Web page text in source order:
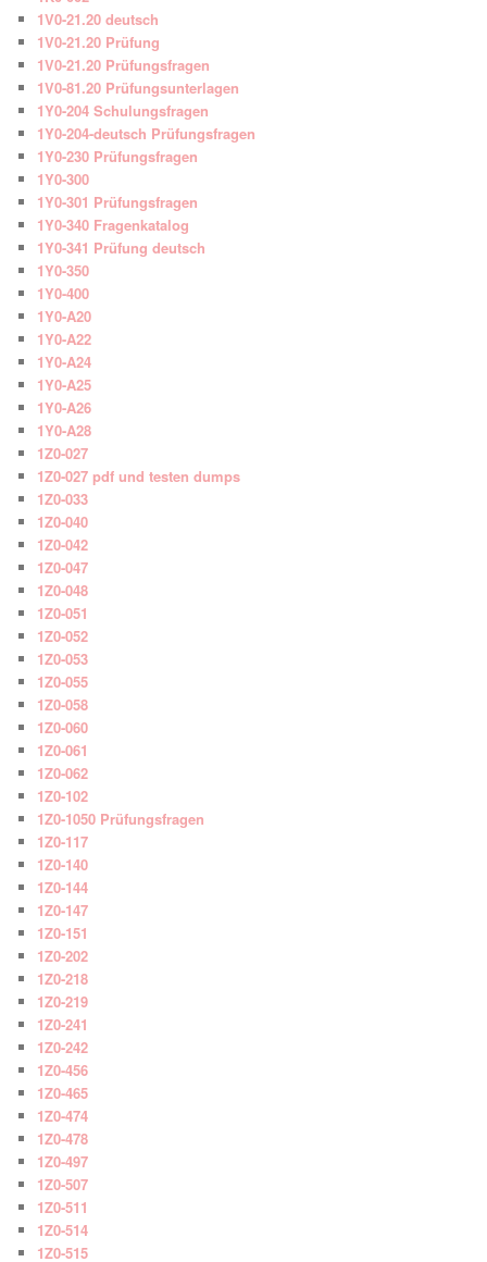
1V0-21.20 deutsch
1V0-21.20 Prüfung
1V0-21.20 Prüfungsfragen
1V0-81.20 Prüfungsunterlagen
1Y0-204 Schulungsfragen
1Y0-204-deutsch Prüfungsfragen
1Y0-230 Prüfungsfragen
1Y0-300
1Y0-301 Prüfungsfragen
1Y0-340 Fragenkatalog
1Y0-341 Prüfung deutsch
1Y0-350
1Y0-400
1Y0-A20
1Y0-A22
1Y0-A24
1Y0-A25
1Y0-A26
1Y0-A28
1Z0-027
1Z0-027 pdf und testen dumps
1Z0-033
1Z0-040
1Z0-042
1Z0-047
1Z0-048
1Z0-051
1Z0-052
1Z0-053
1Z0-055
1Z0-058
1Z0-060
1Z0-061
1Z0-062
1Z0-102
1Z0-1050 Prüfungsfragen
1Z0-117
1Z0-140
1Z0-144
1Z0-147
1Z0-151
1Z0-202
1Z0-218
1Z0-219
1Z0-241
1Z0-242
1Z0-456
1Z0-465
1Z0-474
1Z0-478
1Z0-497
1Z0-507
1Z0-511
1Z0-514
1Z0-515